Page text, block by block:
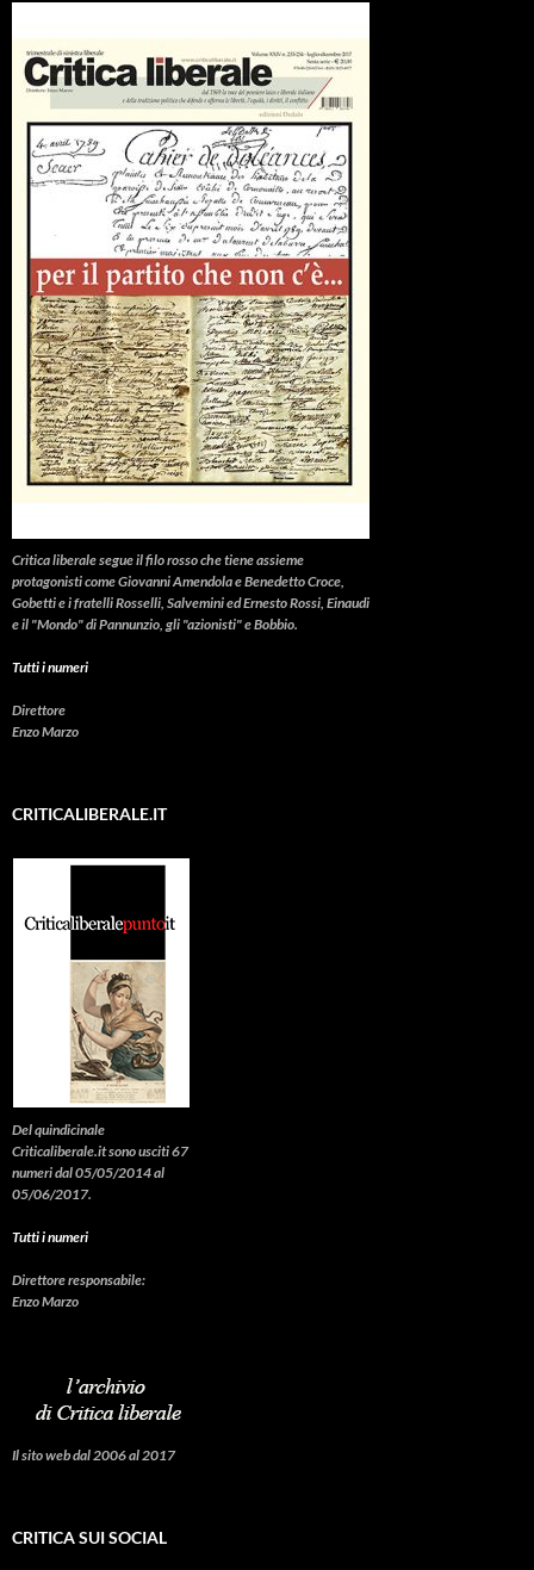
Critica liberalesegue il filo rosso che tiene assieme
protagonisti come Giovanni Amendola e Benedetto Croce,
Gobetti e i fratelli Rosselli, Salvemini ed Ernesto Rossi, Einaudi
e il "Mondo" di Pannunzio, gli "azionisti" e Bobbio.
Tutti i numeri
Direttore
Enzo Marzo
CRITICALIBERALE.IT
Del quindicinale
Criticaliberale.it sono usciti 67
numeri dal 05/05/2014 al
05/06/2017.
Tutti i numeri
Direttore responsabile:
Enzo Marzo
Il sito web dal 2006 al 2017
CRITICA SUI SOCIAL